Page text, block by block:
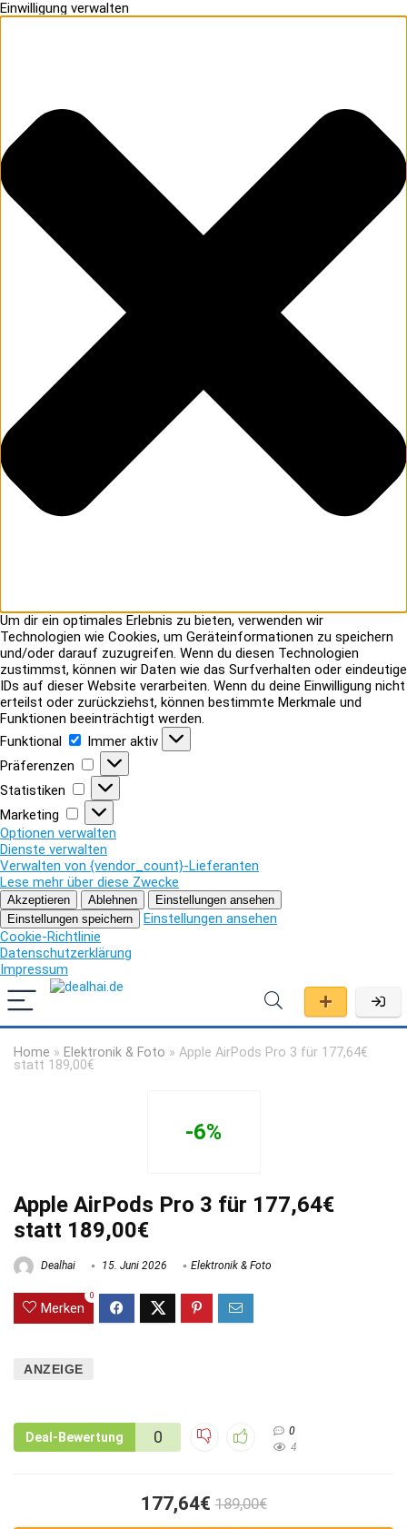
Einwilligung verwalten
Um dir ein optimales Erlebnis zu bieten, verwenden wir
Technologien wie Cookies, um Geräteinformationen zu speichern
und/oder darauf zuzugreifen. Wenn du diesen Technologien
zustimmst, können wir Daten wie das Surfverhalten oder eindeutige
IDs auf dieser Website verarbeiten. Wenn du deine Einwilligung nicht
erteilst oder zurückziehst, können bestimmte Merkmale und
Funktionen beeinträchtigt werden.
Funktional
Funktional
Immer aktiv
Präferenzen
Präferenzen
Statistiken
Statistiken
Marketing
Marketing
Optionen verwalten
Dienste verwalten
Verwalten von {vendor_count}-Lieferanten
Lese mehr über diese Zwecke
Akzeptieren Ablehnen
Einstellungen ansehen
Einstellungen speichern
Einstellungen ansehen
Cookie-Richtlinie
Datenschutzerklärung
Impressum
Home » Elektronik & Foto » Apple AirPods Pro 3 für 177,64€
statt 189,00€
-6%
Apple AirPods Pro 3 für 177,64€
statt 189,00€
Dealhai 15. Juni 2026 Elektronik & Foto
Merken
0
ANZEIGE
Deal-Bewertung 0
0
4
177,64€ 189,00€